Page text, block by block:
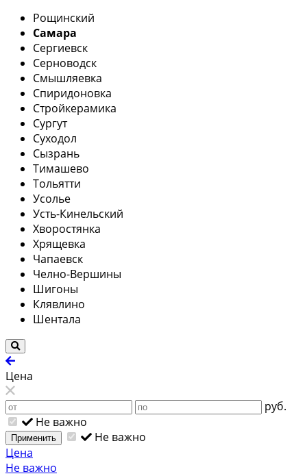
Рощинский
Самара
Сергиевск
Серноводск
Смышляевка
Спиридоновка
Стройкерамика
Сургут
Суходол
Сызрань
Тимашево
Тольятти
Усолье
Усть-Кинельский
Хворостянка
Хрящевка
Чапаевск
Челно-Вершины
Шигоны
Клявлино
Шентала
Цена
руб.
Не важно
Применить
Не важно
Цена
Не важно